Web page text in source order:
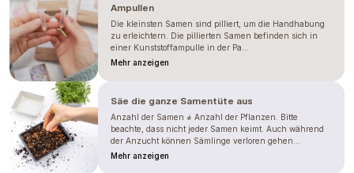
PŘESAZENÍ
Přesazujeme do záhonu 35-50 dní po
vysetí, u zvonků je důležité
přesazování neopozdit
poškození kořenů.
Doporučujeme oporu.
Die angegebenen Informationen basieren auf
unserer Erfahrung; bitte betrachten Sie diese
lediglich als Richtwerte. Die Zeiten können je nach
Saison, Klima, Standort, Aussaat- und
Pflanzterminen sowie möglichen Bedingungen im
Ampullen
Die kleinsten Samen sind pilliert, um die Handhabung
zu erleichtern. Die pillierten Samen befinden sich in
einer Kunststoffampulle in der Pa...
Mehr anzeigen
Säe die ganze Samentüte aus
Anzahl der Samen ≠ Anzahl der Pflanzen. Bitte
beachte, dass nicht jeder Samen keimt. Auch während
der Anzucht können Sämlinge verloren gehen...
Mehr anzeigen